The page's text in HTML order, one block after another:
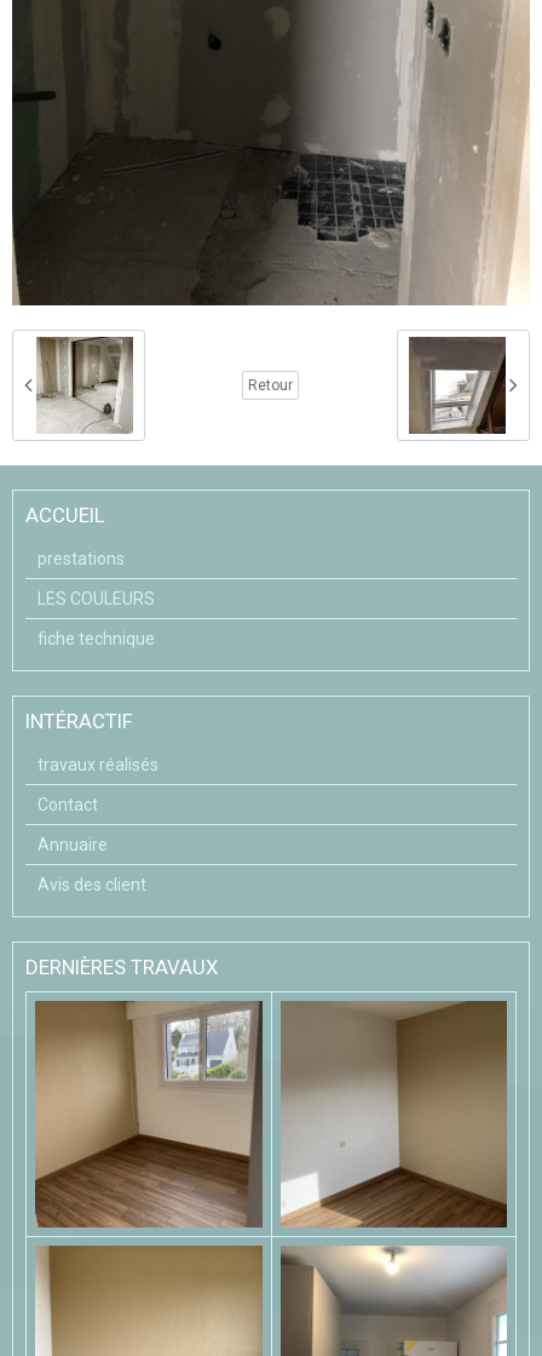
Retour
ACCUEIL
prestations
LES COULEURS
fiche technique
INTÉRACTIF
travaux réalisés
Contact
Annuaire
Avis des client
DERNIÈRES TRAVAUX